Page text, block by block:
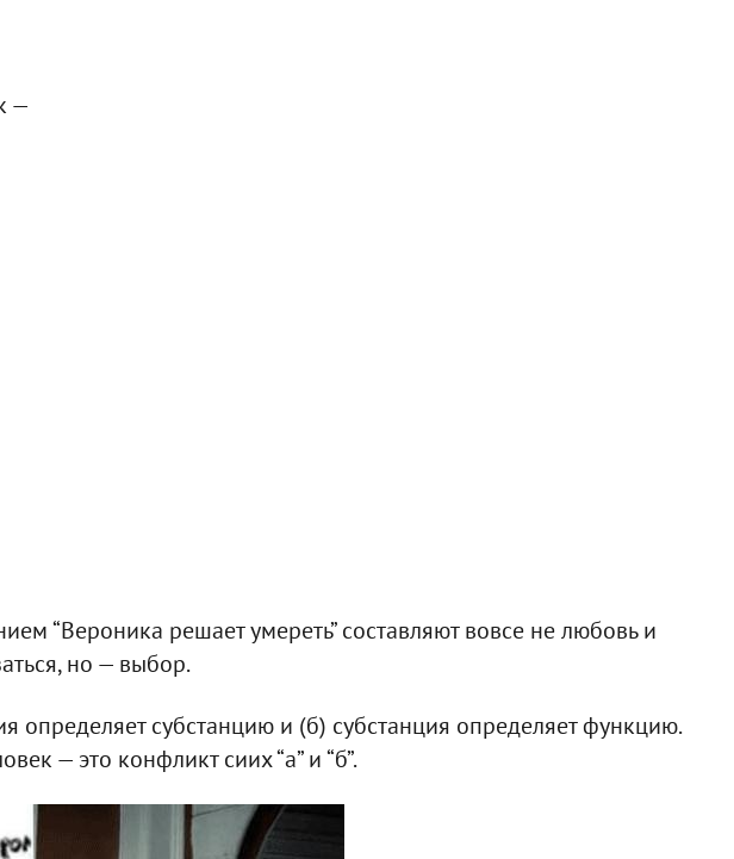
—
“Вероника решает умереть” составляют вовсе не любовь и
но — выбор.
определяет субстанцию и (б) субстанция определяет функцию.
— это конфликт сиих “а” и “б”.